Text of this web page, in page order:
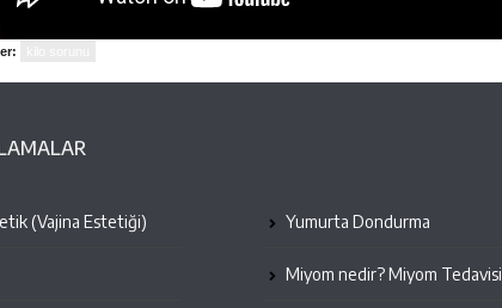
(Vajina Estetiği) Yumurta Dondurma
Miyom nedir? Miyom Tedavisi